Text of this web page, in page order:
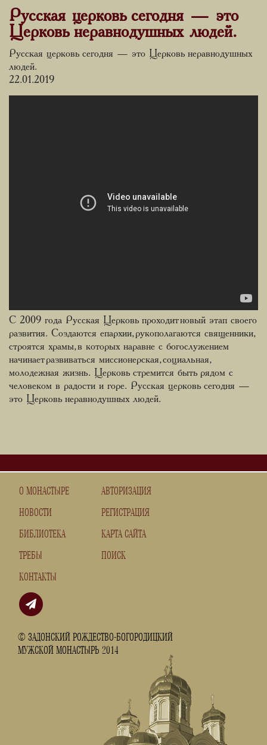
Русская церковь сегодня — это
Церковь неравнодушных людей.
Русская церковь сегодня — это Церковь неравнодушных
людей.
22.01.2019
С 2009 года Русская Церковь проходит новый этап своего
развития. Создаются епархии, рукополагаются священники,
строятся храмы, в которых наравне с богослужением
начинает развиваться миссионерская, социальная,
молодежная жизнь. Церковь стремится быть рядом с
человеком в радости и горе. Русская церковь сегодня —
это Церковь неравнодушных людей.
О МОНАСТЫРЕ
НОВОСТИ
БИБЛИОТЕКА
ТРЕБЫ
КОНТАКТЫ
© ЗАДОНСКИЙ РОЖДЕСТВО-БОГОРОДИЦКИЙ
МУЖСКОЙ МОНАСТЫРЬ 2014
АВТОРИЗАЦИЯ
РЕГИСТРАЦИЯ
КАРТА САЙТА
ПОИСК